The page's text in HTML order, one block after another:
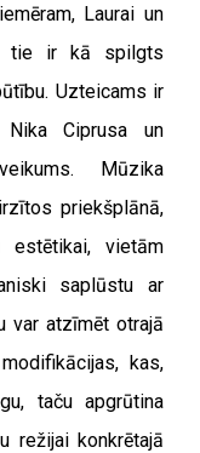
Laurai un
tie ir kā spilgts
Uzteicams ir
Ciprusa un
Mūzika
priekšplānā,
estētikai, vietām
saplūstu ar
var atzīmēt otrajā
kas,
taču apgrūtina
režijai konkrētajā